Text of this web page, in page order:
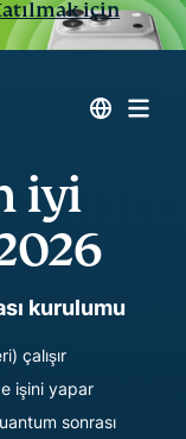
için
iyi
kurulumu
çalışır
işini yapar
sonrası